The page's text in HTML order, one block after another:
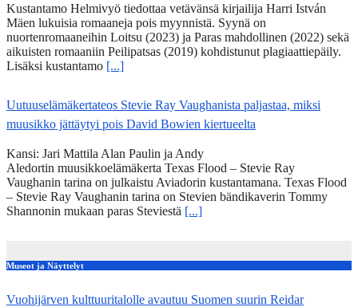
Kustantamo Helmivyö tiedottaa vetävänsä kirjailija Harri István
Mäen lukuisia romaaneja pois myynnistä. Syynä on
nuortenromaaneihin Loitsu (2023) ja Paras mahdollinen (2022) sekä
aikuisten romaaniin Peilipatsas (2019) kohdistunut plagiaattiepäily.
Lisäksi kustantamo [...]
Uutuuselämäkertateos Stevie Ray Vaughanista paljastaa, miksi
muusikko jättäytyi pois David Bowien kiertueelta
Kansi: Jari Mattila Alan Paulin ja Andy
Aledortin muusikkoelämäkerta Texas Flood – Stevie Ray
Vaughanin tarina on julkaistu Aviadorin kustantamana. Texas Flood
– Stevie Ray Vaughanin tarina on Stevien bändikaverin Tommy
Shannonin mukaan paras Steviestä [...]
Museot ja Näyttelyt
Vuohijärven kulttuuritalolle avautuu Suomen suurin Reidar